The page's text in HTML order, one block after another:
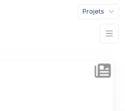
Projets